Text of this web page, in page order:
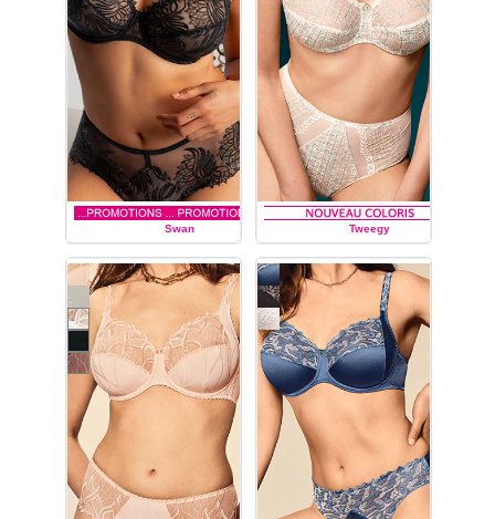
Swan
LOUISA BRACQ
Tweegy
LOUISA BRACQ